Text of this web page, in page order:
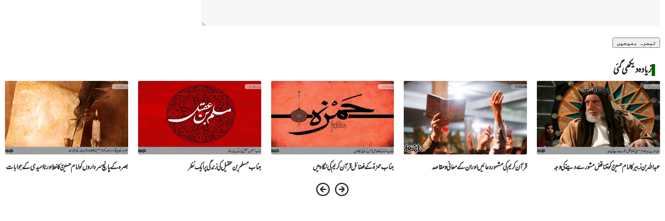
زیادہ دیکھی گئی
عبد اللہ بن زبیر کا امام حسینؑ کو متناقض مشورے دینے کی وجہ قرآن کریم کی مشہور دعائیں اور ان کے معانی و مقاصد جناب حمزہؑ کے فضائل قرآن کریم کی نگاہ میں جناب مسلم بن عقیل کی زندگی پر ایک نظر بصرہ کے پانچ سرداروں کو امام حسینؑ کا خط اور نا امیدی کے جوابات